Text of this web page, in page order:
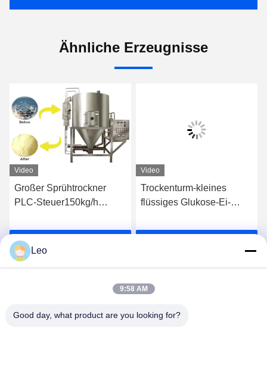
Ähnliche Erzeugnisse
Video
Großer Sprühtrockner
PLC-Steuer150kg/h
Sprühtrockner
Video
Trockenturm-kleines
flüssiges Glukose-Ei-
Sprühtrocknungs-25kg/H,
Leo
9:58 AM
Good day, what product are you looking for?